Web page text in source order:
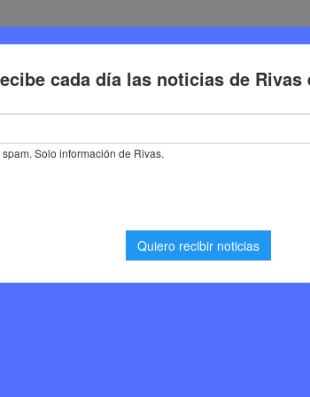
Deporte Cultura Trabajo
propone reforzar la prevención de los delitos más
la
en Rivas tras el
delictivas